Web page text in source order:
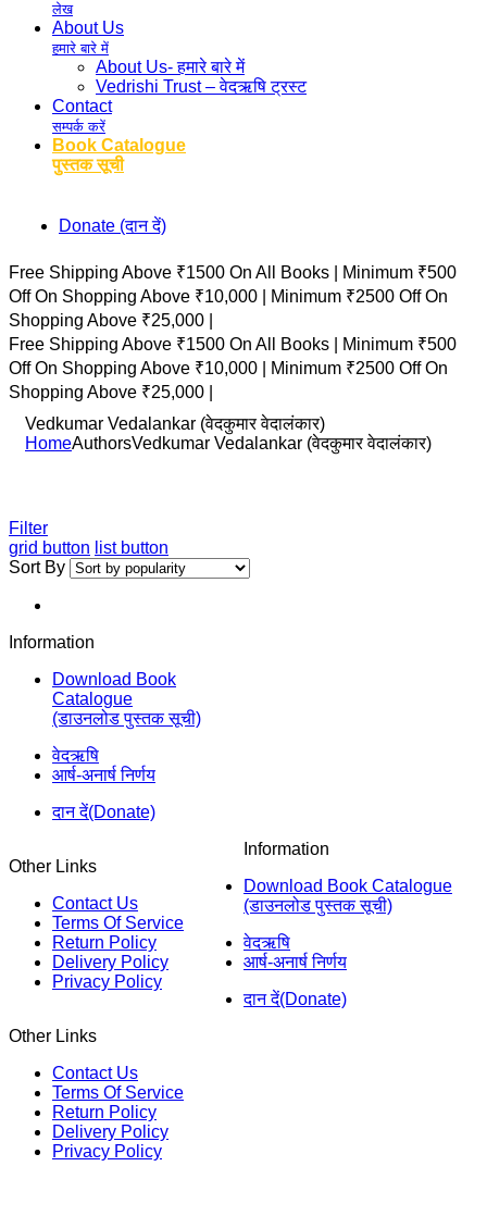
लेख
About Us
हमारे बारे में
About Us- हमारे बारे में
Vedrishi Trust – वेदऋषि ट्रस्ट
Contact
सम्पर्क करें
Book Catalogue
पुस्तक सूची
Donate (दान दें)
Free Shipping Above ₹1500 On All Books |
Minimum ₹500
Off On Shopping Above ₹10,000 |
Minimum ₹2500 Off On
Shopping Above ₹25,000 |
Free Shipping Above ₹1500 On All Books |
Minimum ₹500
Off On Shopping Above ₹10,000 |
Minimum ₹2500 Off On
Shopping Above ₹25,000 |
Vedkumar Vedalankar (वेदकुमार वेदालंकार)
HomeAuthorsVedkumar Vedalankar (वेदकुमार वेदालंकार)
Filter
grid button list button
Sort By
Information
Download Book
Catalogue
(डाउनलोड पुस्तक सूची)
वेदऋषि
आर्ष-अनार्ष निर्णय
दान दें(Donate)
Other Links
Contact Us
Terms Of Service
Return Policy
Delivery Policy
Privacy Policy
Information
Download Book Catalogue
(डाउनलोड पुस्तक सूची)
वेदऋषि
आर्ष-अनार्ष निर्णय
दान दें(Donate)
Other Links
Contact Us
Terms Of Service
Return Policy
Delivery Policy
Privacy Policy